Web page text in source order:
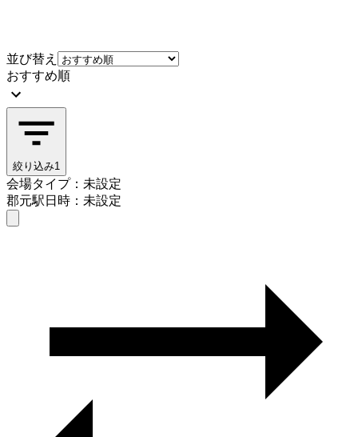
並び替え
おすすめ順
絞り込み1
会場タイプ：未設定
郡元駅日時：未設定